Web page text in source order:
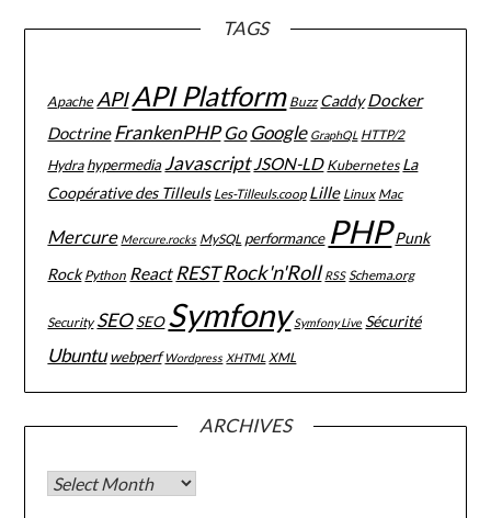
TAGS
Apache APIAPI Platform Buzz Caddy Docker
DoctrineFrankenPHP Go Google GraphQL HTTP/2
Hydra hypermedia Javascript JSON-LD Kubernetes La
Coopérative des Tilleuls Les-Tilleuls.coop Lille Linux Mac
Mercure Mercure.rocks MySQL performance PHP Punk
Rock Python React REST Rock'n'Roll RSS Schema.org
Security SEOSEO Symfony Symfony Live Sécurité
Ubuntu webperf Wordpress XHTML XML
ARCHIVES
Archives